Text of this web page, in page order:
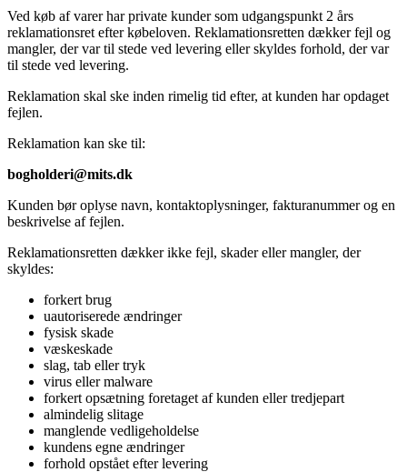
Ved køb af varer har private kunder som udgangspunkt 2 års
reklamationsret efter købeloven. Reklamationsretten dækker fejl og
mangler, der var til stede ved levering eller skyldes forhold, der var
til stede ved levering.
Reklamation skal ske inden rimelig tid efter, at kunden har opdaget
fejlen.
Reklamation kan ske til:
bogholderi@mits.dk
Kunden bør oplyse navn, kontaktoplysninger, fakturanummer og en
beskrivelse af fejlen.
Reklamationsretten dækker ikke fejl, skader eller mangler, der
skyldes:
forkert brug
uautoriserede ændringer
fysisk skade
væskeskade
slag, tab eller tryk
virus eller malware
forkert opsætning foretaget af kunden eller tredjepart
almindelig slitage
manglende vedligeholdelse
kundens egne ændringer
forhold opstået efter levering